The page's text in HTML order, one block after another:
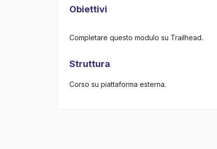
Obiettivi
Completare questo modulo su Trailhead.
Struttura
Corso su piattaforma esterna.